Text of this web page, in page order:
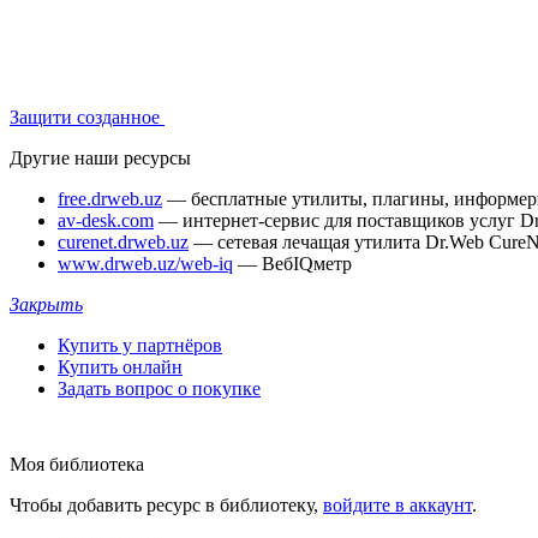
Защити созданное
Другие наши ресурсы
free.drweb.uz — бесплатные утилиты, плагины,
av-desk.com — интернет-сервис для поставщиков услуг
curenet.drweb.uz — сетевая лечащая утилита Dr.Web
www.drweb.uz/web-iq — ВебIQметр
Закрыть
Купить у партнёров
Купить онлайн
Задать вопрос о покупке
Моя библиотека
Чтобы добавить ресурс в библиотеку, войдите в аккаунт.